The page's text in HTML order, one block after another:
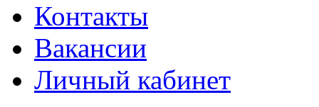
Контакты
Вакансии
Личный кабинет